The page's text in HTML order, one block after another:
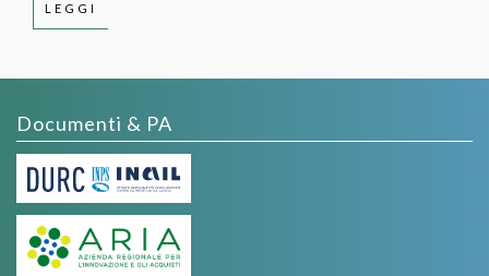
LEGGI
Documenti & PA